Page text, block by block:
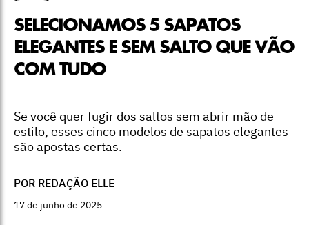
SELECIONAMOS 5 SAPATOS
ELEGANTES E SEM SALTO QUE VÃO
COM TUDO
Se você quer fugir dos saltos sem abrir mão de
estilo, esses cinco modelos de sapatos elegantes
são apostas certas.
POR REDAÇÃO ELLE
17 de junho de 2025